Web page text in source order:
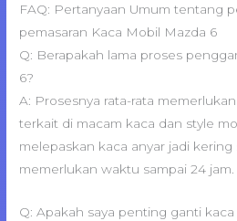
FAQ: Pertanyaan Umum tentang
pemasaran Kaca Mobil Mazda 6
Q: Berapakah lama proses
6?
A: Prosesnya rata-rata
terkait di macam kaca dan style
melepaskan kaca anyar jadi
memerlukan waktu sampai 24 jam.
Q: Apakah saya penting ganti